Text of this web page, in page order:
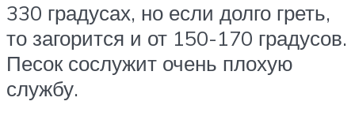
330 градусах, но если долго греть,
то загорится и от 150-170 градусов.
Песок сослужит очень плохую
службу.